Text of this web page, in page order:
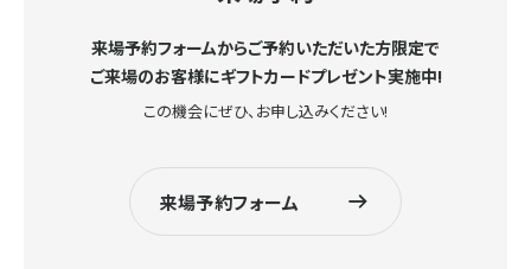
来場予約フォームからご予約いただいた方限定で
ご来場のお客様にギフトカードプレゼント実施中!
この機会にぜひ、お申し込みください!
来場予約フォーム